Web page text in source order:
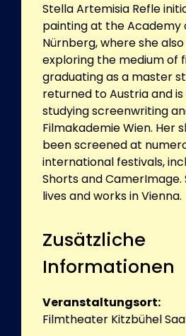
Stella Artemisia Refle
painting at the Academy
Nürnberg, where she
exploring the medium of
graduating as a master
returned to Austria and
studying screenwriting
Filmakademie Wien. Her
been screened at
international festivals,
Shorts and
lives and works in Vienna.
Zusätzliche
Informationen
Veranstaltungsort:
Filmtheater Kitzbühel